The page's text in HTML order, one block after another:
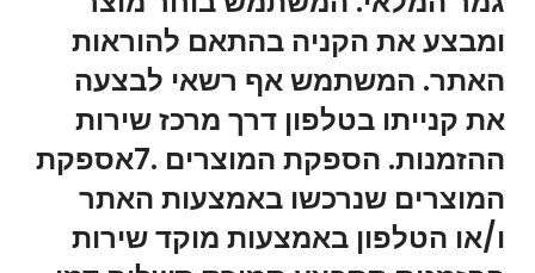
ומבצע את הקניה בהתאם להוראות
האתר. המשתמש אף רשאי לבצעה
את קנייתו בטלפון דרך מרכז שירות
ההזמנות. הספקת המוצרים .7אספקת
המוצרים שנרכשו באמצעות האתר
ו/או הטלפון באמצעות מוקד שירות